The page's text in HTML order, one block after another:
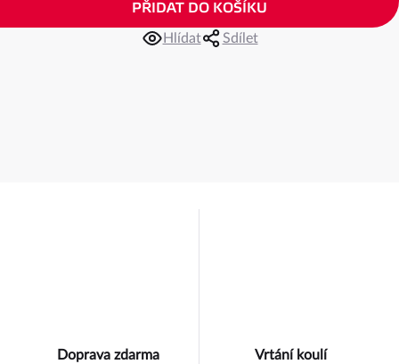
PŘIDAT DO KOŠÍKU
Hlídat Sdílet
Doprava zdarma
Vrtání koulí